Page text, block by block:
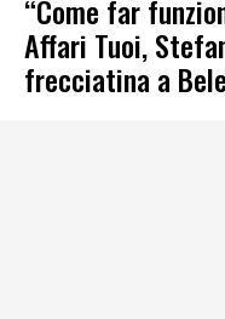
“Come far
Affari Tuoi,
frecciatina a